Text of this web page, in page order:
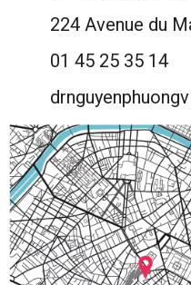
224 Avenue du
01 45 25 35 14